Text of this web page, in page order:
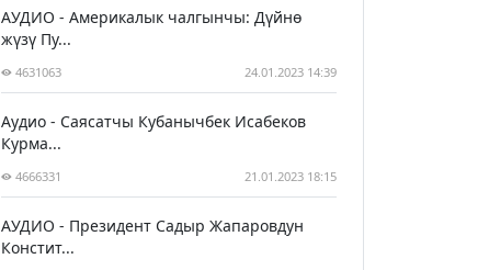
АУДИО - Америкалык чалгынчы: Дүйнө
жүзү Пу...
4631063 24.01.2023 14:39
Аудио - Саясатчы Кубанычбек Исабеков
Курма...
4666331 21.01.2023 18:15
АУДИО - Президент Садыр Жапаровдун
Констит...